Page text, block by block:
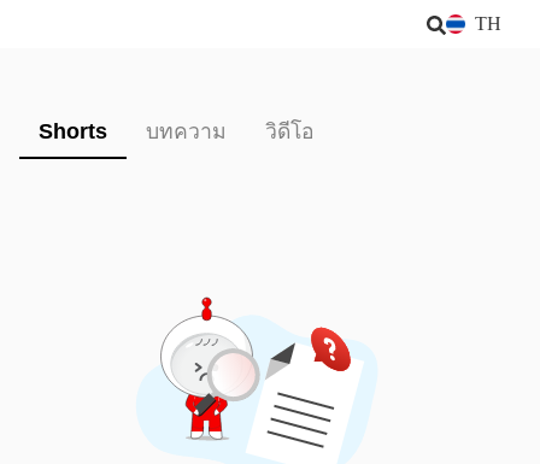
TH
Shorts บทความ วิดีโอ